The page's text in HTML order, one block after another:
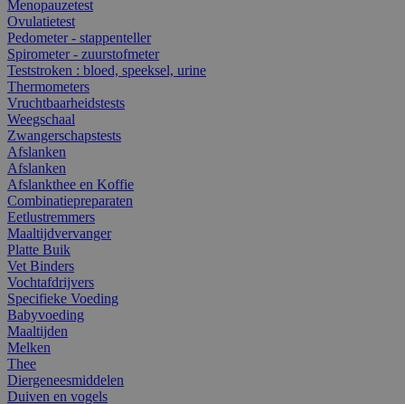
Menopauzetest
Ovulatietest
Pedometer - stappenteller
Spirometer - zuurstofmeter
Teststroken : bloed, speeksel, urine
Thermometers
Vruchtbaarheidstests
Weegschaal
Zwangerschapstests
Afslanken
Afslanken
Afslankthee en Koffie
Combinatiepreparaten
Eetlustremmers
Maaltijdvervanger
Platte Buik
Vet Binders
Vochtafdrijvers
Specifieke Voeding
Babyvoeding
Maaltijden
Melken
Thee
Diergeneesmiddelen
Duiven en vogels